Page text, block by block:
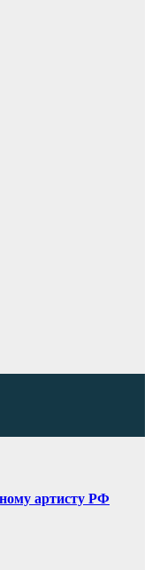
артисту РФ